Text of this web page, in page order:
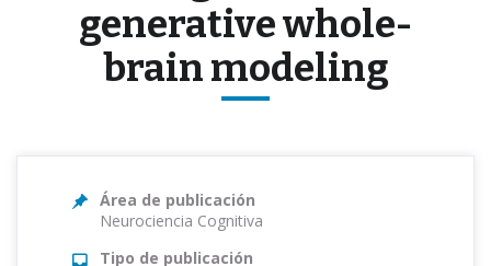
generative whole-
brain modeling
Área de publicación
Neurociencia Cognitiva
Tipo de publicación